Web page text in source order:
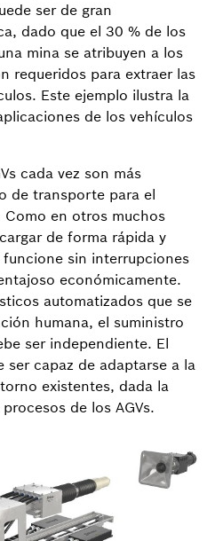
ser de gran
dado que el 30 % de los
mina se atribuyen a los
requeridos para extraer las
Este ejemplo ilustra la
de los vehículos
cada vez son más
de transporte para el
Como en otros muchos
de forma rápida y
sin interrupciones
económicamente.
automatizados que se
humana, el suministro
ser independiente. El
ser capaz de adaptarse a la
existentes, dada la
de los AGVs.